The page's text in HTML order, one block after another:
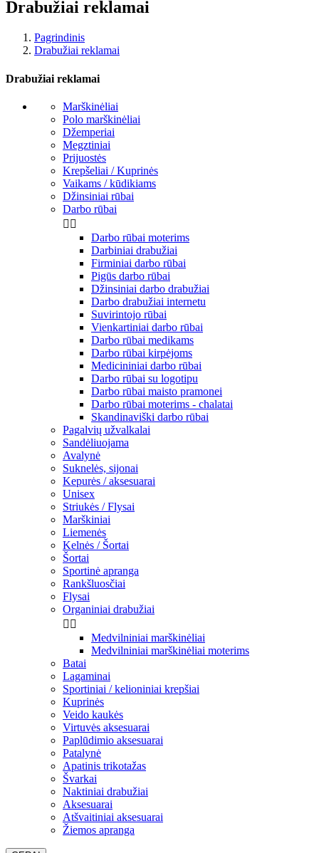
Drabužiai reklamai
Pagrindinis
Drabužiai reklamai
Drabužiai reklamai
Marškinėliai
Polo marškinėliai
Džemperiai
Megztiniai
Prijuostės
Krepšeliai / Kuprinės
Vaikams / kūdikiams
Džinsiniai rūbai
Darbo rūbai
 
Darbo rūbai moterims
Darbiniai drabužiai
Firminiai darbo rūbai
Pigūs darbo rūbai
Džinsiniai darbo drabužiai
Darbo drabužiai internetu
Suvirintojo rūbai
Vienkartiniai darbo rūbai
Darbo rūbai medikams
Darbo rūbai kirpėjoms
Medicininiai darbo rūbai
Darbo rūbai su logotipu
Darbo rūbai maisto pramonei
Darbo rūbai moterims - chalatai
Skandinaviški darbo rūbai
Pagalvių užvalkalai
Sandėliuojama
Avalynė
Suknelės, sijonai
Kepurės / aksesuarai
Unisex
Striukės / Flysai
Marškiniai
Liemenės
Kelnės / Šortai
Šortai
Sportinė apranga
Rankšluosčiai
Flysai
Organiniai drabužiai
 
Medvilniniai marškinėliai
Medvilniniai marškinėliai moterims
Batai
Lagaminai
Sportiniai / kelioniniai krepšiai
Kuprinės
Veido kaukės
Virtuvės aksesuarai
Paplūdimio aksesuarai
Patalynė
Apatinis trikotažas
Švarkai
Naktiniai drabužiai
Aksesuarai
Atšvaitiniai aksesuarai
Žiemos apranga